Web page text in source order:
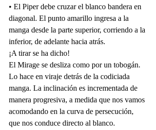
• El Piper debe cruzar el blanco bandera en
diagonal. El punto amarillo ingresa a la
manga desde la parte superior, corriendo a la
inferior, de adelante hacia atrás.
¡A tirar se ha dicho!
El Mirage se desliza como por un tobogán.
Lo hace en viraje detrás de la codiciada
manga. La inclinación es incrementada de
manera progresiva, a medida que nos vamos
acomodando en la curva de persecución,
que nos conduce directo al blanco.